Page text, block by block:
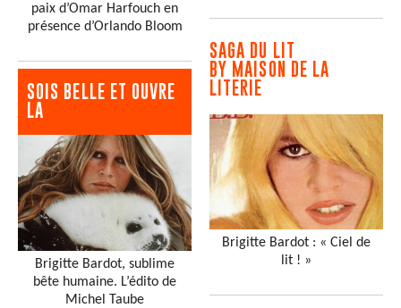
paix d’Omar Harfouch en
présence d’Orlando Bloom
SOIS BELLE ET OUVRE
LA
Brigitte Bardot, sublime
bête humaine. L’édito de
Michel Taube
SAGA DU LIT
BY MAISON DE LA
LITERIE
Brigitte Bardot : « Ciel de
lit ! »